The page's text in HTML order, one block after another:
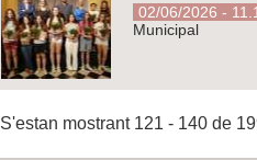
02/06/2026 -
Municipal
S'estan mostrant 121 - 140 de